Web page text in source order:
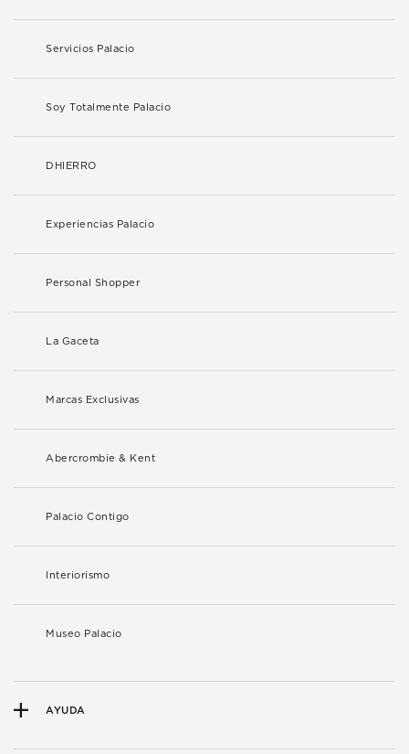
Servicios Palacio
Soy Totalmente Palacio
DHIERRO
Experiencias Palacio
Personal Shopper
La Gaceta
Marcas Exclusivas
Abercrombie & Kent
Palacio Contigo
Interiorismo
Museo Palacio
AYUDA